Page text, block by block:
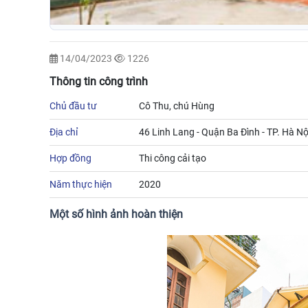
14/04/2023 1226
Thông tin công trình
Chủ đầu tư Cô Thu, chú Hùng
Địa chỉ 46 Linh Lang - Quận Ba Đình - TP. Hà
Hợp đồng Thi công cải tạo
Năm thực hiện 2020
Một số hình ảnh hoàn thiện